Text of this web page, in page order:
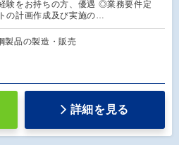
験をお持ちの方、優遇 ◎業務要件定
の計画作成及び実施の…
製品の製造・販売
詳細を見る